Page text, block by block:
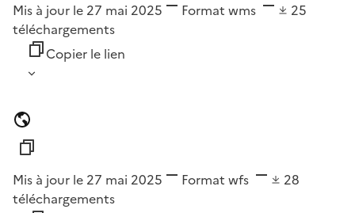
Mis à jour le 27 mai 2025 Format wms
25
téléchargements
Copier le lien
Mis à jour le 27 mai 2025 Format wfs
28
téléchargements